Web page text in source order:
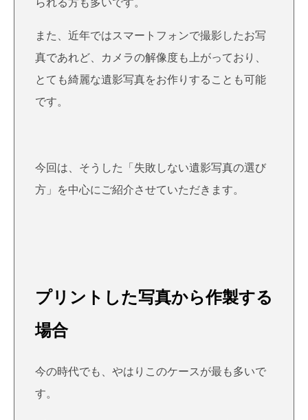
られる方も多いです。
また、近年ではスマートフォンで撮影したお写
真であれど、カメラの解像度も上がっており、
とても綺麗な遺影写真をお作りすることも可能
です。
今回は、そうした「失敗しない遺影写真の選び
方」を中心にご紹介させていただきます。
プリントした写真から作製する
場合
今の時代でも、やはりこのケースが最も多いで
す。